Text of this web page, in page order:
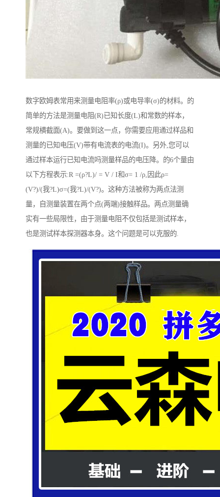
数字欧姆表常用来测量电阻率(ρ)或电导率(σ)的材料。的
简单的方法是测量电阻(R)已知长度(L)和常数的样本，
常规横截面(A)。要做到这一点，你需要应用通过样品和
测量的已知电压(V)带有电流表的电流(I)。另外,您可以
通过样本运行已知电流吗测量样品的电压降。的6个量由
以下方程表示:R =(ρ?L)/ = V / I和σ= 1 /ρ,因此ρ=
(V?)/(我?L)σ=(我?L)/(V?)。这种方法被称为两点法测
量，自测量装置在两个点(两端)接触样品。两点测量确
实有一些局限性，由于测量电阻不仅包括是测试样本，
也是测试样本探测器本身。这个问题是可以克服的.